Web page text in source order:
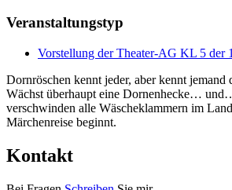
Veranstaltungstyp
Vorstellung der Theater-AG KL 5 der
Dornröschen kennt jeder, aber kennt jemand
Wächst überhaupt eine Dornenhecke…
verschwinden alle Wäscheklammern im
Märchenreise beginnt.
Kontakt